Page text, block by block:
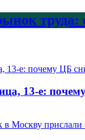
труда:
13-е: